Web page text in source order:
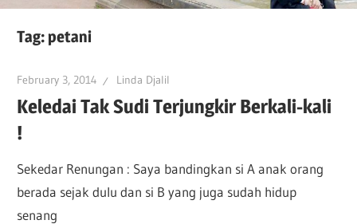
Tag:petani
February 3, 2014 Linda Djalil
Keledai Tak Sudi Terjungkir Berkali-kali
!
Sekedar Renungan : Saya bandingkan si A anak orang
berada sejak dulu dan si B yang juga sudah hidup
senang